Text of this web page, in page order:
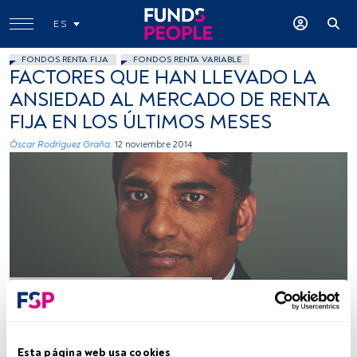
Esta página web usa cookies
ES
FONDOS RENTA FIJA FONDOS RENTA VARIABLE
FACTORES QUE HAN LLEVADO LA
ANSIEDAD AL MERCADO DE RENTA
FIJA EN LOS ÚLTIMOS MESES
Óscar Rodríguez Graña. 12 noviembre 2014
Tiempo lectura: 8 min.